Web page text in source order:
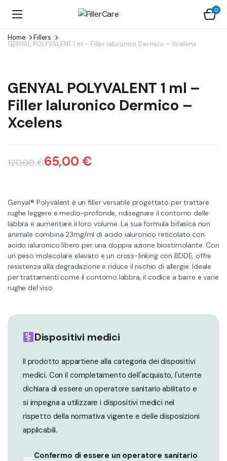
0
Home Fillers
GENYAL POLYVALENT 1 ml – Filler Ialuronico Dermico – Xcelens
GENYAL POLYVALENT 1 ml –
Filler Ialuronico Dermico –
Xcelens
120,00€
originale
era:
120,00 €.
65,00 €
attuale
è:
65,00 €.
Genyal® Polyvalent è un filler versatile progettato per trattare
rughe leggere e medio-profonde, ridisegnare il contorno delle
labbra e aumentare il loro volume. La sua formula bifasica non
animale combina 23mg/ml di acido ialuronico reticolato con
acido ialuronico libero per una doppia azione biostimolante. Con
un peso molecolare elevato e un cross-linking con BDDE, offre
resistenza alla degradazione e riduce il rischio di allergie. Ideale
per trattamenti come il contorno labbra, il codice a barre e varie
rughe del viso.
Dispositivi medici
Il prodotto appartiene alla categoria dei dispositivi
medici. Con il completamento dell'acquisto, l'utente
dichiara di essere un operatore sanitario abilitato e
si impegna a utilizzare i dispositivi medici nel
rispetto della normativa vigente e delle disposizioni
applicabili.
Confermo di essere un operatore sanitario